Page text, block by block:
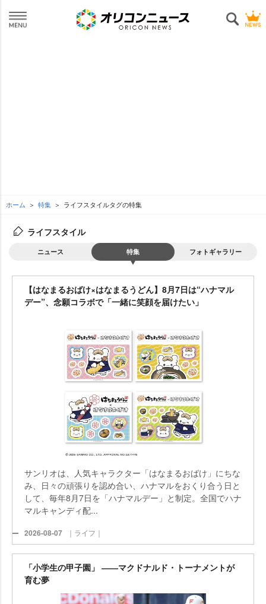
ホーム 特集 ライフスタイルタグの特集
ライフスタイル
ニュース 特集 フォトギャラリー
【はなまるおばけ×はなまるうどん】8月7日は“ハナマル
デー”、念願コラボで「一緒に笑顔を届けたい」
サンリオは、人気キャラクター「はなまるおばけ」にちな
み、日々の頑張りを認め合い、ハナマルをおくり合う日と
して、毎年8月7日を「ハナマルデー」と制定。全国でハナ
マルキャンディ配...
2026-08-07 ｜ライフ｜
「小学生の甲子園」 ――マクドナルド・トーナメントが
育む夢